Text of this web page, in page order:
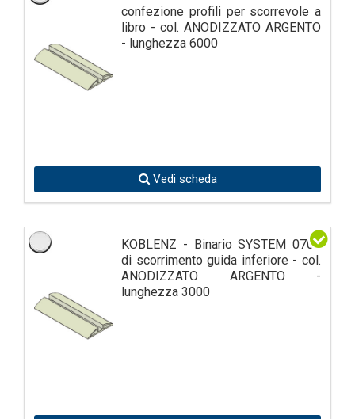
confezione profili per scorrevole a
libro - col. ANODIZZATO ARGENTO
- lunghezza 6000
Vedi scheda
KOBLENZ - Binario SYSTEM 0700
di scorrimento guida inferiore - col.
ANODIZZATO ARGENTO -
lunghezza 3000